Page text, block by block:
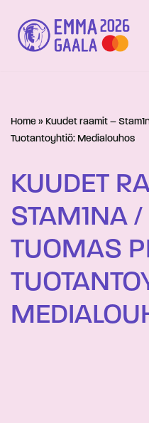
Siirry
suoraan
Home » Kuudet raamit –
Tuotantoyhtiö: Medialouhos
KUUDET
STAM1NA /
TUOMAS